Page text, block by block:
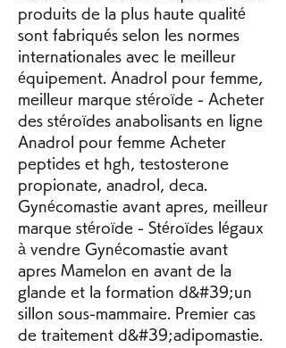
produits de la plus haute qualité
sont fabriqués selon les normes
internationales avec le meilleur
équipement. Anadrol pour femme,
meilleur marque stéroïde - Acheter
des stéroïdes anabolisants en ligne
Anadrol pour femme Acheter
peptides et hgh, testosterone
propionate, anadrol, deca.
Gynécomastie avant apres, meilleur
marque stéroïde - Stéroïdes légaux
à vendre Gynécomastie avant
apres Mamelon en avant de la
glande et la formation d&#39;un
sillon sous-mammaire. Premier cas
de traitement d&#39;adipomastie.